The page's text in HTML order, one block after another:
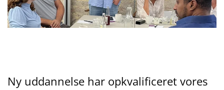
Ny uddannelse har opkvalificeret vores